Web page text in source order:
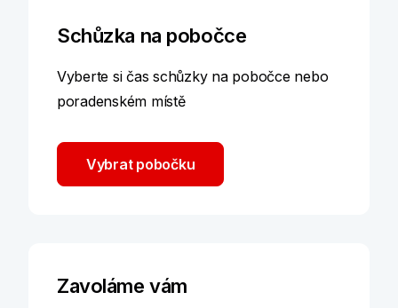
Schůzka na pobočce
Vyberte si čas schůzky na pobočce nebo
poradenském místě
Vybrat pobočku
Zavoláme vám